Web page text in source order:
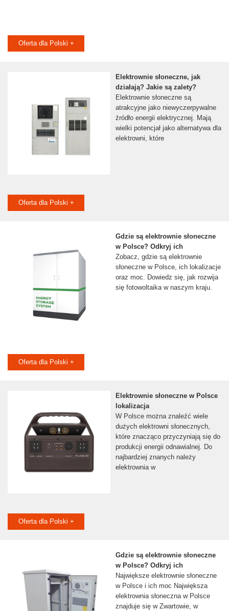
Oferta dla Polski +
Elektrownie słoneczne, jak
działają? Jakie są zalety?
Elektrownie słoneczne są
atrakcyjne jako niewyczerpywalne
źródło energii elektrycznej. Mają
wielki potencjał jako alternatywa dla
elektrowni, które
Oferta dla Polski +
Gdzie są elektrownie słoneczne
w Polsce? Odkryj ich
Zobacz, gdzie są elektrownie
słoneczne w Polsce, ich lokalizacje
oraz moc. Dowiedz się, jak rozwija
się fotowoltaika w naszym kraju.
Oferta dla Polski +
Elektrownie słoneczne w Polsce
lokalizacja
W Polsce można znaleźć wiele
dużych elektrowni słonecznych,
które znacząco przyczyniają się do
produkcji energii odnawialnej. Do
najbardziej znanych należy
elektrownia w
Oferta dla Polski +
Gdzie są elektrownie słoneczne
w Polsce? Odkryj ich
Największe elektrownie słoneczne
w Polsce i ich moc Największa
elektrownia słoneczna w Polsce
znajduje się w Zwartowie, w